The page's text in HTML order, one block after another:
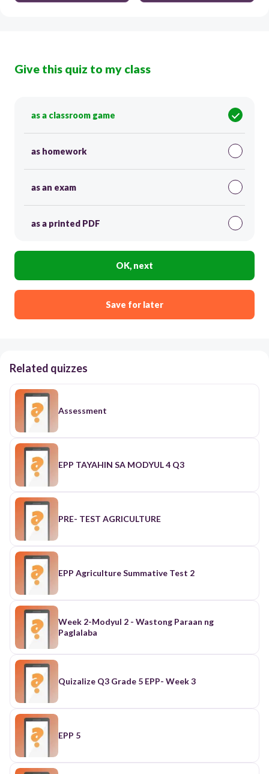
Give this quiz to my class
as a classroom game
as homework
as an exam
as a printed PDF
OK, next
Save for later
Related quizzes
Assessment
EPP TAYAHIN SA MODYUL 4 Q3
PRE- TEST AGRICULTURE
EPP Agriculture Summative Test 2
Week 2-Modyul 2 - Wastong Paraan ng
Paglalaba
Quizalize Q3 Grade 5 EPP- Week 3
EPP 5